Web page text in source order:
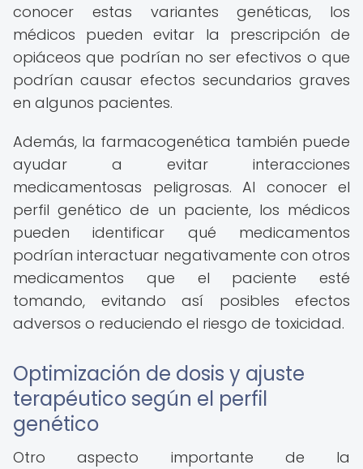
conocer estas variantes genéticas, los
médicos pueden evitar la prescripción de
opiáceos que podrían no ser efectivos o que
podrían causar efectos secundarios graves
en algunos pacientes.
Además, la farmacogenética también puede
ayudar a evitar interacciones
medicamentosas peligrosas. Al conocer el
perfil genético de un paciente, los médicos
pueden identificar qué medicamentos
podrían interactuar negativamente con otros
medicamentos que el paciente esté
tomando, evitando así posibles efectos
adversos o reduciendo el riesgo de toxicidad.
Optimización de dosis y ajuste
terapéutico según el perfil
genético
Otro aspecto importante de la